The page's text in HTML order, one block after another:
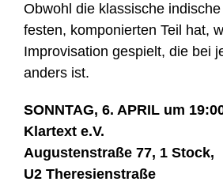
Obwohl die klassische
festen, komponierten Teil hat,
Improvisation gespielt, die bei
anders ist.
SONNTAG, 6. APRIL um
Klartext e.V.
Augustenstraße 77, 1 Stock,
U2 Theresienstraße